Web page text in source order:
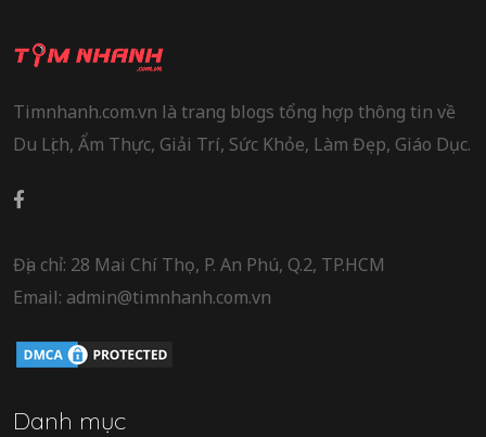
Timnhanh.com.vn là trang blogs tổng hợp thông tin về
Du Lịch, Ẩm Thực, Giải Trí, Sức Khỏe, Làm Đẹp, Giáo Dục.
Địa chỉ: 28 Mai Chí Thọ, P. An Phú, Q.2, TP.HCM
Email: admin@timnhanh.com.vn
Danh mục